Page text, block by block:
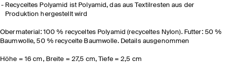
Recyceltes Polyamid ist Polyamid, das aus Textilresten aus der
Produktion hergestellt wird
Obermaterial: 100 % recyceltes Polyamid (recyceltes Nylon). Futter: 50 %
Baumwolle, 50 % recycelte Baumwolle. Details ausgenommen
Höhe = 16 cm, Breite = 27,5 cm, Tiefe = 2,5 cm